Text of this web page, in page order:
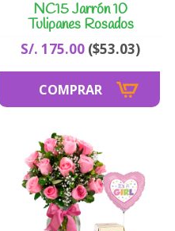
NC15 Jarrón 10
Tulipanes Rosados
S/. 175.00 ($53.03)